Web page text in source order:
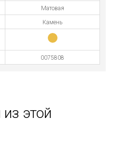
Матовая
Камень
0075808
этой